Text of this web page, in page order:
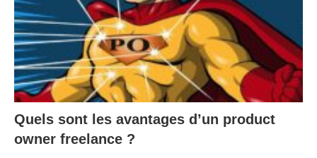
Quels sont les avantages d’un product
owner freelance ?